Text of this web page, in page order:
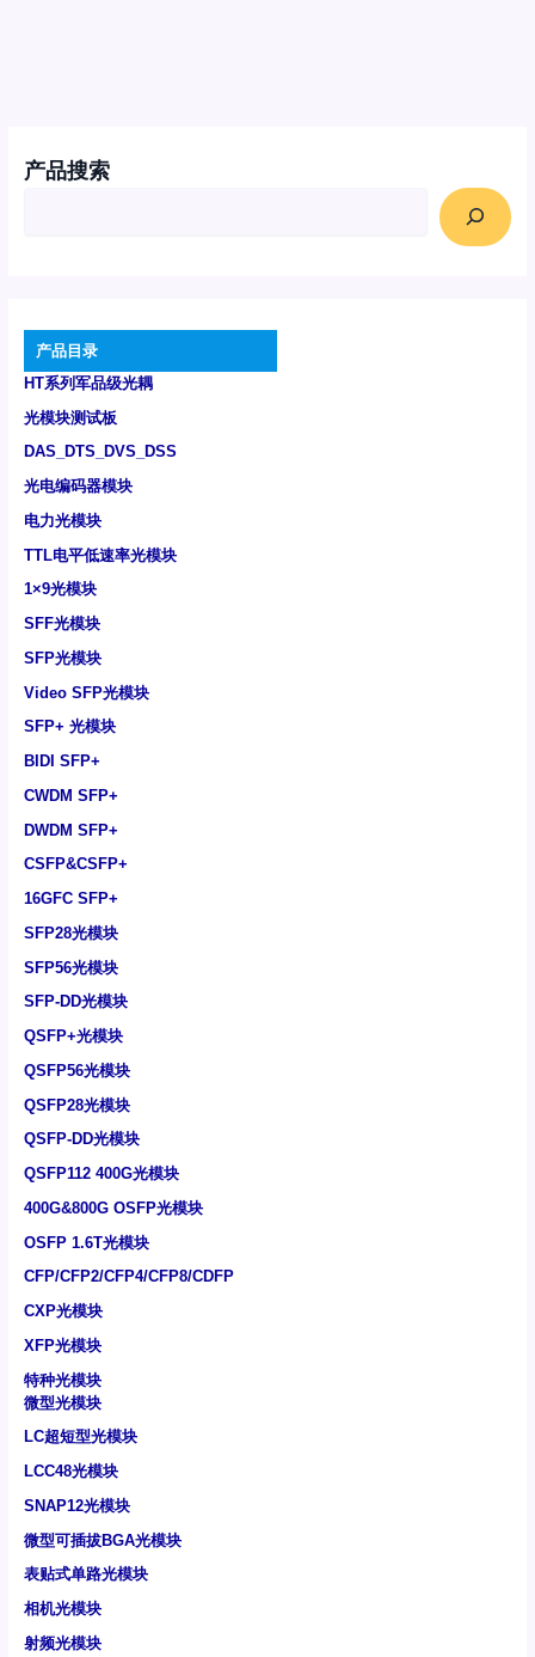
产品搜索
产品目录
HT系列军品级光耦
光模块测试板
DAS_DTS_DVS_DSS
光电编码器模块
电力光模块
TTL电平低速率光模块
1×9光模块
SFF光模块
SFP光模块
Video SFP光模块
SFP+ 光模块
BIDI SFP+
CWDM SFP+
DWDM SFP+
CSFP&CSFP+
16GFC SFP+
SFP28光模块
SFP56光模块
SFP-DD光模块
QSFP+光模块
QSFP56光模块
QSFP28光模块
QSFP-DD光模块
QSFP112 400G光模块
400G&800G OSFP光模块
OSFP 1.6T光模块
CFP/CFP2/CFP4/CFP8/CDFP
CXP光模块
XFP光模块
特种光模块
微型光模块
LC超短型光模块
LCC48光模块
SNAP12光模块
微型可插拔BGA光模块
表贴式单路光模块
相机光模块
射频光模块